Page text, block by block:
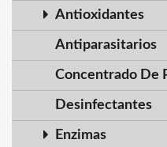
Antioxidantes
Antiparasitarios
Concentrado De
Desinfectantes
Enzimas